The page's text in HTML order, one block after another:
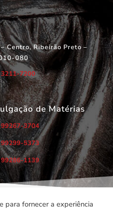
Centro, Ribeirão Preto –
080
7200
de Matérias
3704
5373
1139
para fornecer a experiência